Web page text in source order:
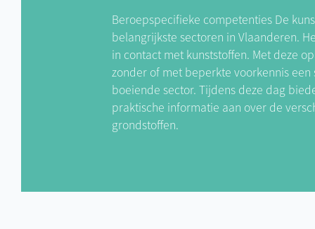
Beroepspecifieke competenties De
belangrijkste sectoren in Vlaanderen.
in contact met kunststoffen. Met deze
zonder of met beperkte voorkennis
boeiende sector. Tijdens deze dag
praktische informatie aan over de
grondstoffen.